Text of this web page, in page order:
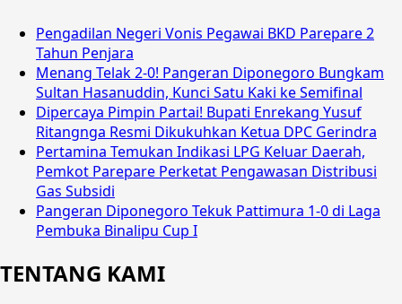
Pengadilan Negeri Vonis Pegawai BKD Parepare 2
Tahun Penjara
Menang Telak 2-0! Pangeran Diponegoro Bungkam
Sultan Hasanuddin, Kunci Satu Kaki ke Semifinal
Dipercaya Pimpin Partai! Bupati Enrekang Yusuf
Ritangnga Resmi Dikukuhkan Ketua DPC Gerindra
Pertamina Temukan Indikasi LPG Keluar Daerah,
Pemkot Parepare Perketat Pengawasan Distribusi
Gas Subsidi
Pangeran Diponegoro Tekuk Pattimura 1-0 di Laga
Pembuka Binalipu Cup I
TENTANG KAMI